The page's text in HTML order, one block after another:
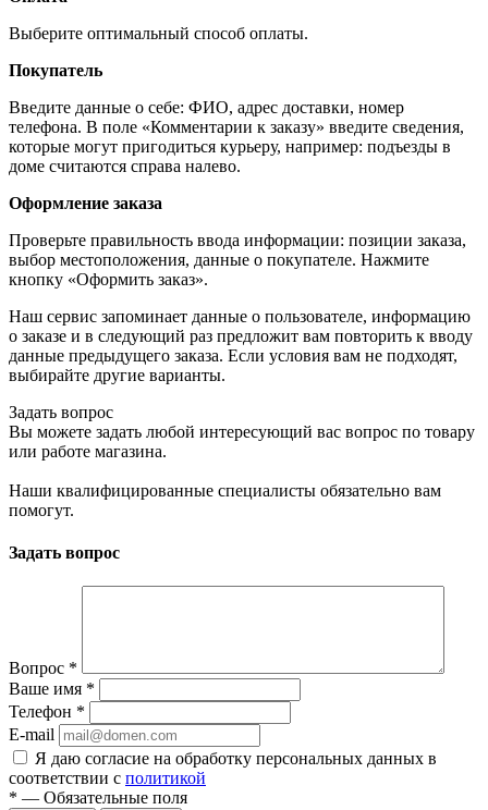
Выберите оптимальный способ оплаты.
Покупатель
Введите данные о себе: ФИО, адрес доставки, номер
телефона. В поле «Комментарии к заказу» введите сведения,
которые могут пригодиться курьеру, например: подъезды в
доме считаются справа налево.
Оформление заказа
Проверьте правильность ввода информации: позиции заказа,
выбор местоположения, данные о покупателе. Нажмите
кнопку «Оформить заказ».
Наш сервис запоминает данные о пользователе, информацию
о заказе и в следующий раз предложит вам повторить к вводу
данные предыдущего заказа. Если условия вам не подходят,
выбирайте другие варианты.
Задать вопрос
Вы можете задать любой интересующий вас вопрос по товару
или работе магазина.
Наши квалифицированные специалисты обязательно вам
помогут.
Задать вопрос
Вопрос *
Ваше имя *
Телефон *
E-mail
Я даю согласие на обработку персональных данных в
соответствии с политикой
* — Обязательные поля